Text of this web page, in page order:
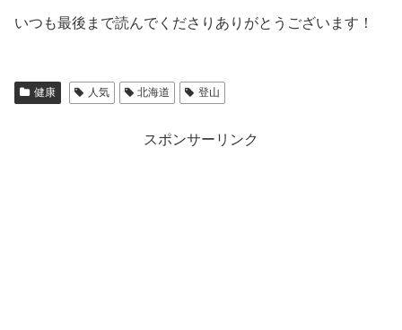
いつも最後まで読んでくださりありがとうございます！
健康 人気 北海道 登山
スポンサーリンク